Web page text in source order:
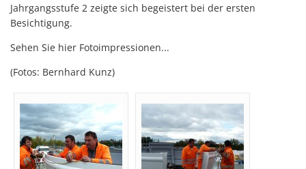
Jahrgangsstufe 2 zeigte sich begeistert bei der ersten
Besichtigung.
Sehen Sie hier Fotoimpressionen...
(Fotos: Bernhard Kunz)